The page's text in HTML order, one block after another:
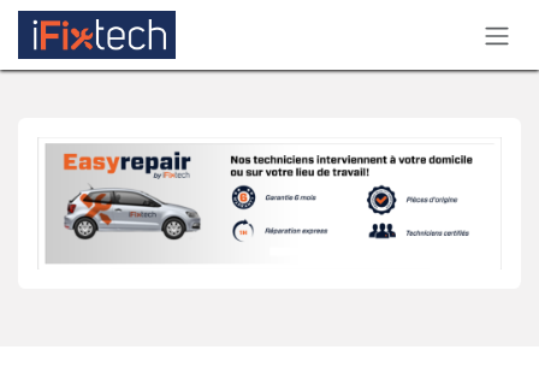
Overslaan naar inhoud